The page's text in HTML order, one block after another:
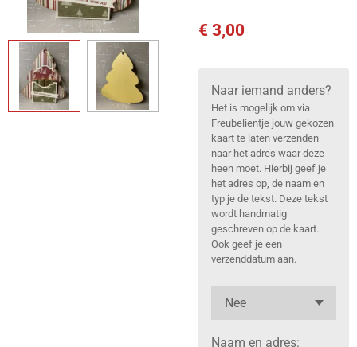
€ 3,00
Naar iemand anders?
Het is mogelijk om via
Freubelientje jouw gekozen
kaart te laten verzenden
naar het adres waar deze
heen moet. Hierbij geef je
het adres op, de naam en
typ je de tekst. Deze tekst
wordt handmatig
geschreven op de kaart.
Ook geef je een
verzenddatum aan.
Naam en adres: